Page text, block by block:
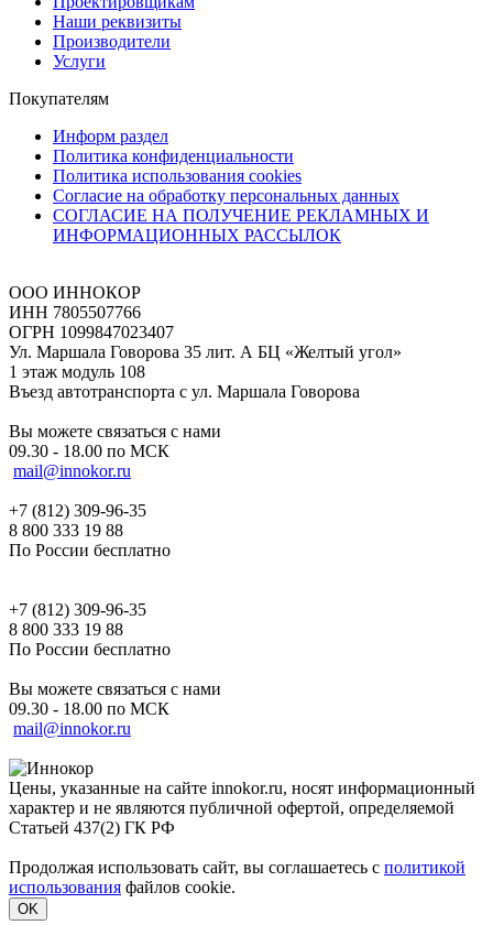
Наши реквизиты
Производители
Услуги
Покупателям
Информ раздел
Политика конфиденциальности
Политика использования cookies
Согласие на обработку персональных данных
СОГЛАСИЕ НА ПОЛУЧЕНИЕ РЕКЛАМНЫХ И
ИНФОРМАЦИОННЫХ РАССЫЛОК
ООО ИННОКОР
ИНН 7805507766
ОГРН 1099847023407
Ул. Маршала Говорова 35 лит. А БЦ «Желтый угол»
1 этаж модуль 108
Въезд автотранспорта с ул. Маршала Говорова
Вы можете связаться с нами
09.30 - 18.00 по МСК
mail@innokor.ru
+7 (812) 309-96-35
8 800 333 19 88
По России бесплатно
+7 (812) 309-96-35
8 800 333 19 88
По России бесплатно
Вы можете связаться с нами
09.30 - 18.00 по МСК
mail@innokor.ru
Цены, указанные на сайте innokor.ru, носят информационный
характер и не являются публичной офертой, определяемой
Статьей 437(2) ГК РФ
Продолжая использовать сайт, вы соглашаетесь с политикой
использования файлов cookie.
OK